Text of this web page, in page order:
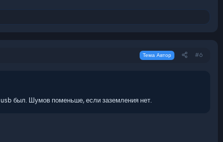
Тема Автор #6
usb был. Шумов поменьше, если заземления нет.